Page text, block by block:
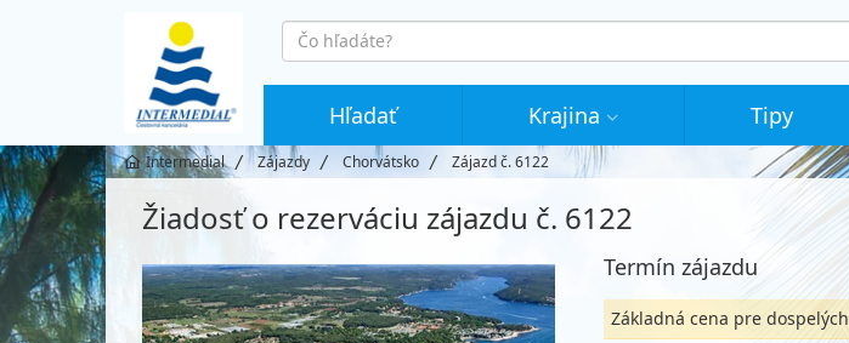
co
hledáte
Hľadať Krajina Tipy
Intermedial Zájazdy Chorvátsko Zájazd č. 6122
Žiadosť o rezerváciu zájazdu č. 6122
Termín zájazdu
Základná cena pre dospelých